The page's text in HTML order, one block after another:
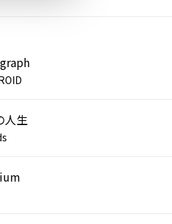
人生